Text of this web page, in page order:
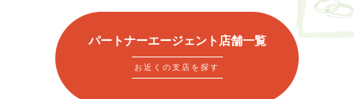
パートナーエージェント店舗一覧
お近くの支店を探す